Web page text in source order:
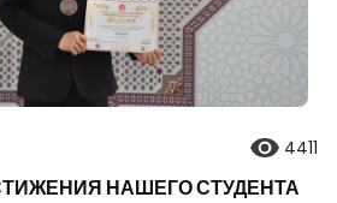
4411
НАШЕГО СТУДЕНТА